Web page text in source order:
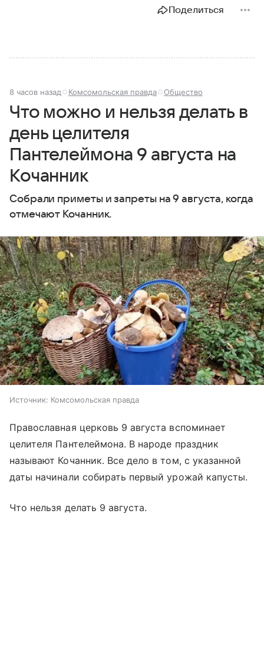
Поделиться
8 часов назад Комсомольская правда Общество
Что можно и нельзя делать в
день целителя
Пантелеймона 9 августа на
Кочанник
Собрали приметы и запреты на 9 августа, когда
отмечают Кочанник.
Источник: Комсомольская правда
Православная церковь 9 августа вспоминает
целителя Пантелеймона. В народе праздник
называют Кочанник. Все дело в том, с указанной
даты начинали собирать первый урожай капусты.
Что нельзя делать 9 августа.